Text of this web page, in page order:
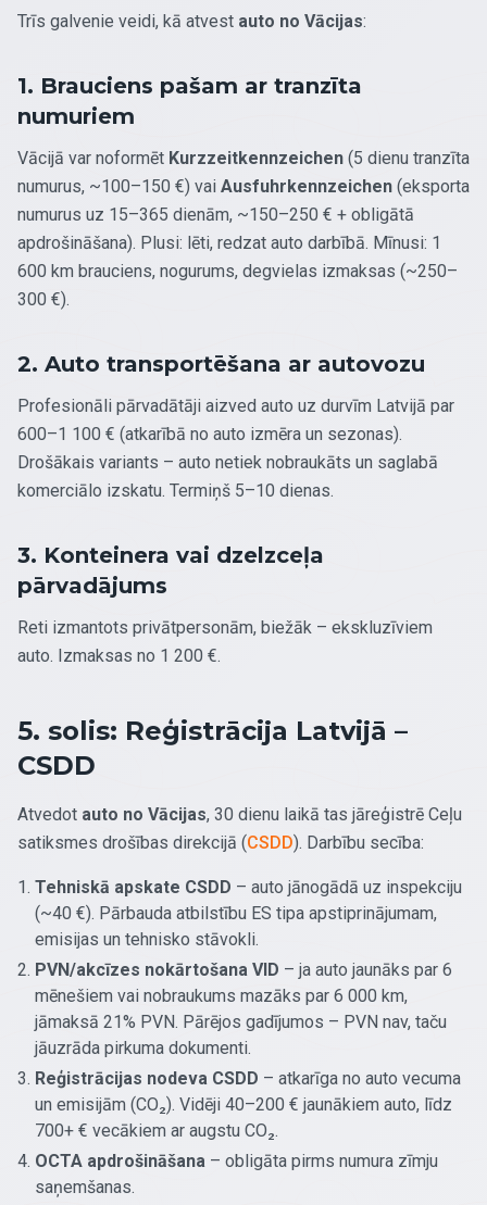
Trīs galvenie veidi, kā atvest auto no Vācijas:
1. Brauciens pašam ar tranzīta
numuriem
Vācijā var noformēt Kurzzeitkennzeichen (5 dienu tranzīta
numurus, ~100–150 €) vai Ausfuhrkennzeichen (eksporta
numurus uz 15–365 dienām, ~150–250 € + obligātā
apdrošināšana). Plusi: lēti, redzat auto darbībā. Mīnusi: 1
600 km brauciens, nogurums, degvielas izmaksas (~250–
300 €).
2. Auto transportēšana ar autovozu
Profesionāli pārvadātāji aizved auto uz durvīm Latvijā par
600–1 100 € (atkarībā no auto izmēra un sezonas).
Drošākais variants – auto netiek nobraukāts un saglabā
komerciālo izskatu. Termiņš 5–10 dienas.
3. Konteinera vai dzelzceļa
pārvadājums
Reti izmantots privātpersonām, biežāk – ekskluzīviem
auto. Izmaksas no 1 200 €.
5. solis: Reģistrācija Latvijā –
CSDD
Atvedot auto no Vācijas, 30 dienu laikā tas jāreģistrē Ceļu
satiksmes drošības direkcijā (CSDD). Darbību secība:
Tehniskā apskate CSDD – auto jānogādā uz inspekciju
(~40 €). Pārbauda atbilstību ES tipa apstiprinājumam,
emisijas un tehnisko stāvokli.
PVN/akcīzes nokārtošana VID – ja auto jaunāks par 6
mēnešiem vai nobraukums mazāks par 6 000 km,
jāmaksā 21% PVN. Pārējos gadījumos – PVN nav, taču
jāuzrāda pirkuma dokumenti.
Reģistrācijas nodeva CSDD – atkarīga no auto vecuma
un emisijām (CO₂). Vidēji 40–200 € jaunākiem auto, līdz
700+ € vecākiem ar augstu CO₂.
OCTA apdrošināšana – obligāta pirms numura zīmju
saņemšanas.